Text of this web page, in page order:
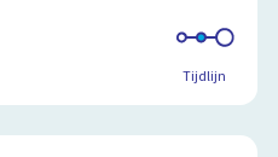
Tijdlijn